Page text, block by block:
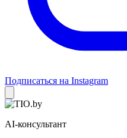
Подписаться на Instagram
AI-консультант